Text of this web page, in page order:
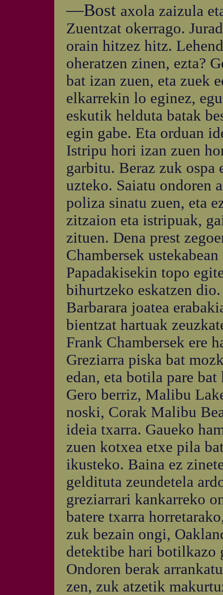
—Bost axola zaizula
Zuentzat okerrago.
orain hitzez hitz.
oheratzen zinen, ezta?
bat izan zuen, eta zuek
elkarrekin lo eginez,
eskutik helduta batak
egin gabe. Eta orduan
Istripu hori izan zuen
garbitu. Beraz zuk ospa
uzteko. Saiatu ondoren
poliza sinatu zuen, eta
zitzaion eta istripuak,
zituen. Dena prest
Chambersek
Papadakisekin topo
bihurtzeko eskatzen
Barbarara joatea
bientzat hartuak
Frank Chambersek ere
Greziarra piska bat
edan, eta botila pare
Gero berriz, Malibu
noski, Corak Malibu
ideia txarra. Gaueko
zuen kotxea etxe pila
ikusteko. Baina ez
geldituta zeundetela
greziarrari kankarreko
batere txarra
zuk bezain ongi,
detektibe hari botilkazo
Ondoren berak
zen, zuk atzetik